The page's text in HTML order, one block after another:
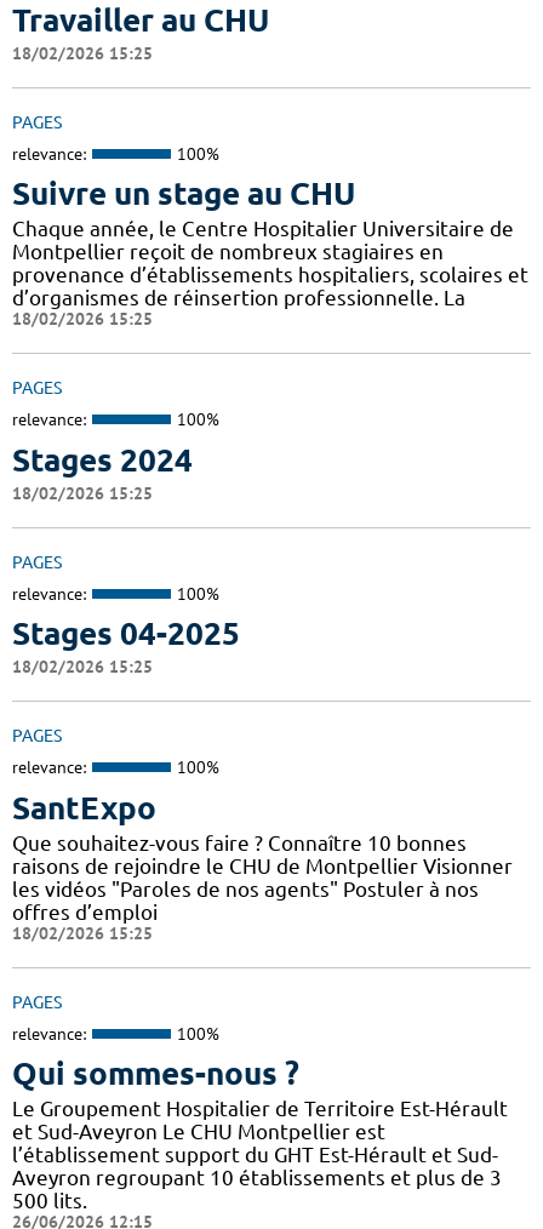
Travailler au CHU
18/02/2026 15:25
PAGES
relevance: 100%
Suivre un stage au CHU
Chaque année, le Centre Hospitalier Universitaire de
Montpellier reçoit de nombreux stagiaires en
provenance d’établissements hospitaliers, scolaires et
d’organismes de réinsertion professionnelle. La
18/02/2026 15:25
PAGES
relevance: 100%
Stages 2024
18/02/2026 15:25
PAGES
relevance: 100%
Stages 04-2025
18/02/2026 15:25
PAGES
relevance: 100%
SantExpo
Que souhaitez-vous faire ? Connaître 10 bonnes
raisons de rejoindre le CHU de Montpellier Visionner
les vidéos "Paroles de nos agents" Postuler à nos
offres d’emploi
18/02/2026 15:25
PAGES
relevance: 100%
Qui sommes-nous ?
Le Groupement Hospitalier de Territoire Est-Hérault
et Sud-Aveyron Le CHU Montpellier est
l’établissement support du GHT Est-Hérault et Sud-
Aveyron regroupant 10 établissements et plus de 3
500 lits.
26/06/2026 12:15